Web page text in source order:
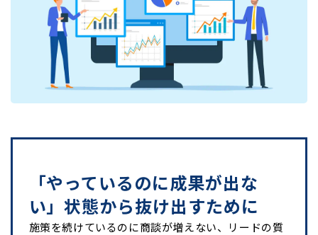
「やっているのに成果が出な
い」状態から抜け出すために
施策を続けているのに商談が増えない、リードの質